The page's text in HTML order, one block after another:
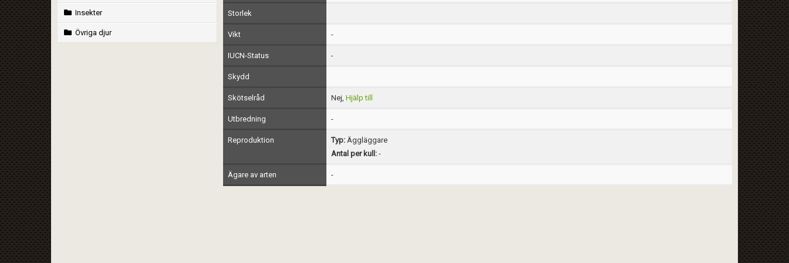
Insekter
Övriga djur
Storlek
Vikt -
IUCN-Status -
Skydd
Skötselråd Nej, Hjälp till
Utbredning -
Reproduktion Typ:Äggläggare
Antal per kull:-
Ägare av arten -